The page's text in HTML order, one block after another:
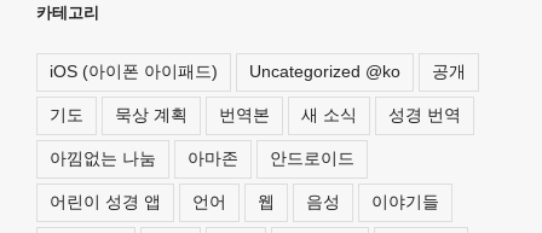
카테고리
iOS (아이폰 아이패드) Uncategorized @ko 공개
기도 묵상 계획 번역본 새 소식 성경 번역
아낌없는 나눔 아마존 안드로이드
어린이 성경 앱 언어 웹 음성 이야기들